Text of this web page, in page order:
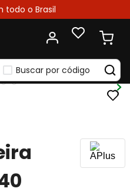
todo o Brasil
Buscar por código